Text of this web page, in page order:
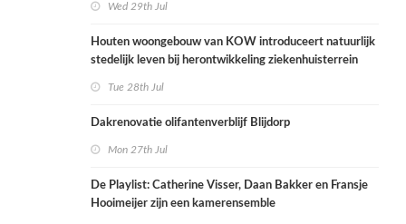
Wed 29th Jul
Houten woongebouw van KOW introduceert natuurlijk
stedelijk leven bij herontwikkeling ziekenhuisterrein
Tue 28th Jul
Dakrenovatie olifantenverblijf Blijdorp
Mon 27th Jul
De Playlist: Catherine Visser, Daan Bakker en Fransje
Hooimeijer zijn een kamerensemble